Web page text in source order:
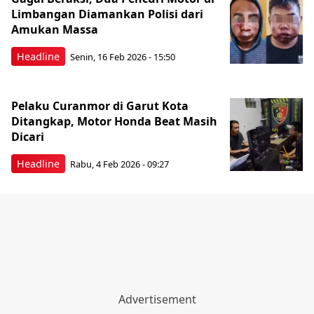
Headline
Limbangan Diamankan Polisi dari
Amukan Massa
Senin, 16 Feb 2026 - 15:50
Headline
Pelaku Curanmor di Garut Kota
Ditangkap, Motor Honda Beat Masih
Dicari
Rabu, 4 Feb 2026 - 09:27